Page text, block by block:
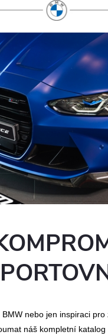
nebo jen inspiraci
náš kompletní katalog